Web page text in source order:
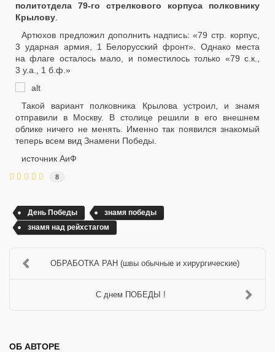
политотдела 79-го стрелкового корпуса полковнику
Крылову
Артюхов предложил дополнить надпись: «79 стр. корпус,
3 ударная армия, 1 Белорусский фронт». Однако места
на флаге осталось мало, и поместилось только «79 с.к.,
3 у.а., 1 б.ф.»
Такой вариант полковника Крылова устроил, и знамя
отправили в Москву. В столице решили в его внешнем
облике ничего не менять. Именно так появился знакомый
теперь всем вид Знамени Победы.
источник АиФ
8
День Победы
знамя победы
знамя над рейхстагом
ОБРАБОТКА РАН (швы обычные и хирургические)
С днем ПОБЕДЫ !
ОБ АВТОРЕ